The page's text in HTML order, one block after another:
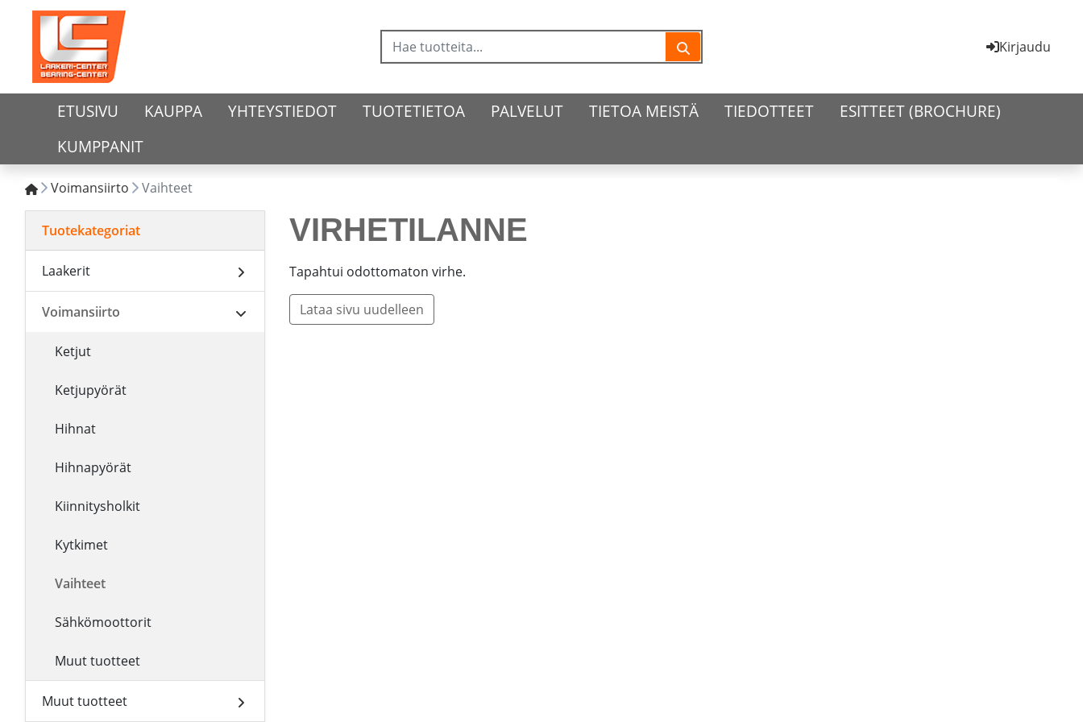
Kirjaudu
ETUSIVU KAUPPA YHTEYSTIEDOT TUOTETIETOA PALVELUT TIETOA MEISTÄ TIEDOTTEET
ESITTEET (BROCHURE)
KUMPPANIT
Voimansiirto Vaihteet
VIRHETILANNE
Tapahtui odottomaton virhe.
Lataa sivu uudelleen
Tuotekategoriat
Laakerit
Voimansiirto
Ketjut
Ketjupyörät
Hihnat
Hihnapyörät
Kiinnitysholkit
Kytkimet
Vaihteet
Sähkömoottorit
Muut tuotteet
Muut tuotteet